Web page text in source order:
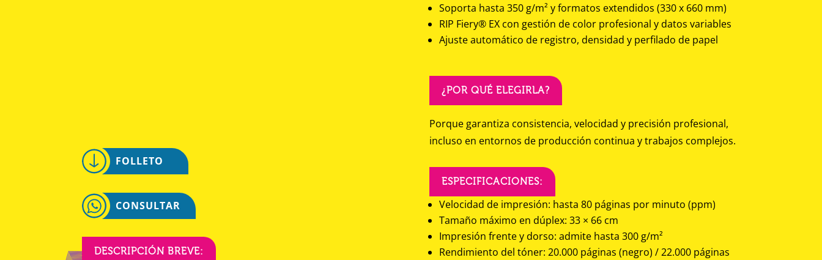
FOLLETO
CONSULTAR
DESCRIPCIÓN BREVE:
Soporta hasta 350 g/m² y formatos extendidos (330 x 660 mm)
RIP Fiery® EX con gestión de color profesional y datos variables
Ajuste automático de registro, densidad y perfilado de papel
¿POR QUÉ ELEGIRLA?
Porque garantiza consistencia, velocidad y precisión profesional,
incluso en entornos de producción continua y trabajos complejos.
ESPECIFICACIONES:
Velocidad de impresión: hasta 80 páginas por minuto (ppm)
Tamaño máximo en dúplex: 33 × 66 cm
Impresión frente y dorso: admite hasta 300 g/m²
Rendimiento del tóner: 20.000 páginas (negro) / 22.000 páginas